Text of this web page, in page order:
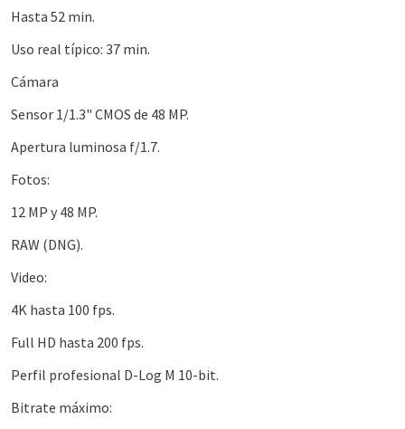
Hasta 52 min.
Uso real típico: 37 min.
Cámara
Sensor 1/1.3" CMOS de 48 MP.
Apertura luminosa f/1.7.
Fotos:
12 MP y 48 MP.
RAW (DNG).
Video:
4K hasta 100 fps.
Full HD hasta 200 fps.
Perfil profesional D-Log M 10-bit.
Bitrate máximo: